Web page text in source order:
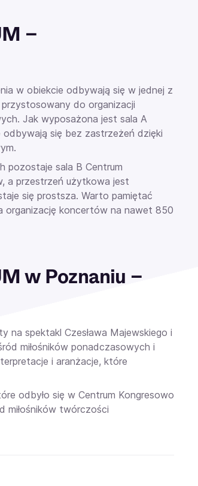
–
w obiekcie odbywają się w jednej z
do organizacji
Jak wyposażona jest sala A
się bez zastrzeżeń dzięki
pozostaje sala B Centrum
a przestrzeń użytkowa jest
się prostsza. Warto pamiętać
organizację koncertów na nawet 850
w Poznaniu –
na spektakl Czesława Majewskiego i
miłośników ponadczasowych i
i aranżacje, które
odbyło się w Centrum Kongresowo
miłośników twórczości